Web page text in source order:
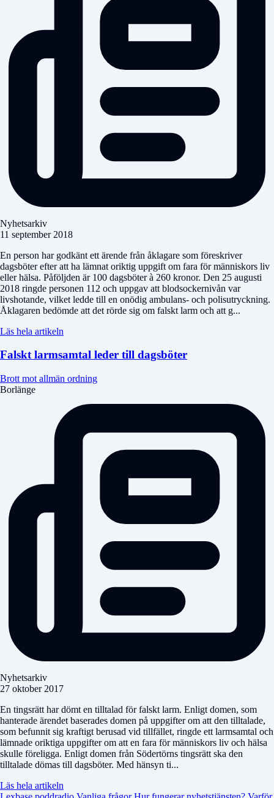
Nyhetsarkiv
11 september 2018
En person har godkänt ett ärende från åklagare som föreskriver
dagsböter efter att ha lämnat oriktig uppgift om fara för människors liv
eller hälsa. Påföljden är 100 dagsböter à 260 kronor. Den 25 augusti
2018 ringde personen 112 och uppgav att blod­sockernivån var
livshotande, vilket ledde till en onödig ambulans- och polis­utryckning.
Åklagaren bedömde att det rörde sig om falskt larm och att g...
Läs hela artikeln
Falskt larmsamtal leder till dagsböter
Brott mot allmän ordning
Borlänge
Nyhetsarkiv
27 oktober 2017
En tingsrätt har dömt en tilltalad för falskt larm. Enligt domen, som
hanterade ärendet baserades domen på uppgifter om att den tilltalade,
som befunnit sig kraftigt berusad vid tillfället, ringde ett larmsamtal och
lämnade oriktiga uppgifter om att en fara för människors liv och hälsa
skulle föreligga. Enligt domen från Södertörns tingsrätt ska den
tilltalade dömas till dagsböter. Med hänsyn ti...
Läs hela artikeln